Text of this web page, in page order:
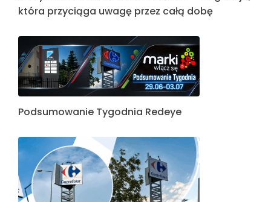
która przyciąga uwagę przez całą dobę
Podsumowanie Tygodnia Redeye